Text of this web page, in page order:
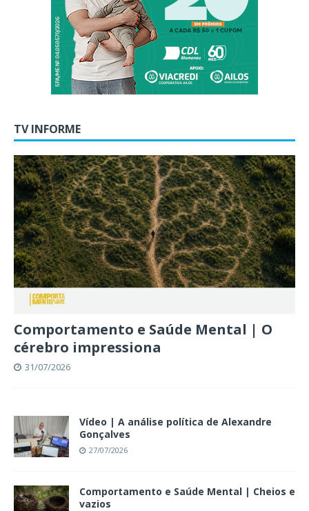
TV INFORME
Comportamento e Saúde Mental | O
cérebro impressiona
31/07/2026
Vídeo | A análise política de Alexandre
Gonçalves
27/07/2026
Comportamento e Saúde Mental | Cheios e
vazios